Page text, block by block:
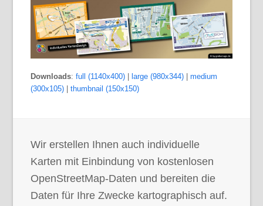
Downloads:full (1140x400) large (980x344) |medium
(300x105) |thumbnail (150x150)
Wir erstellen Ihnen auch individuelle
Karten mit Einbindung von kostenlosen
OpenStreetMap-Daten und bereiten die
Daten für Ihre Zwecke kartographisch auf.